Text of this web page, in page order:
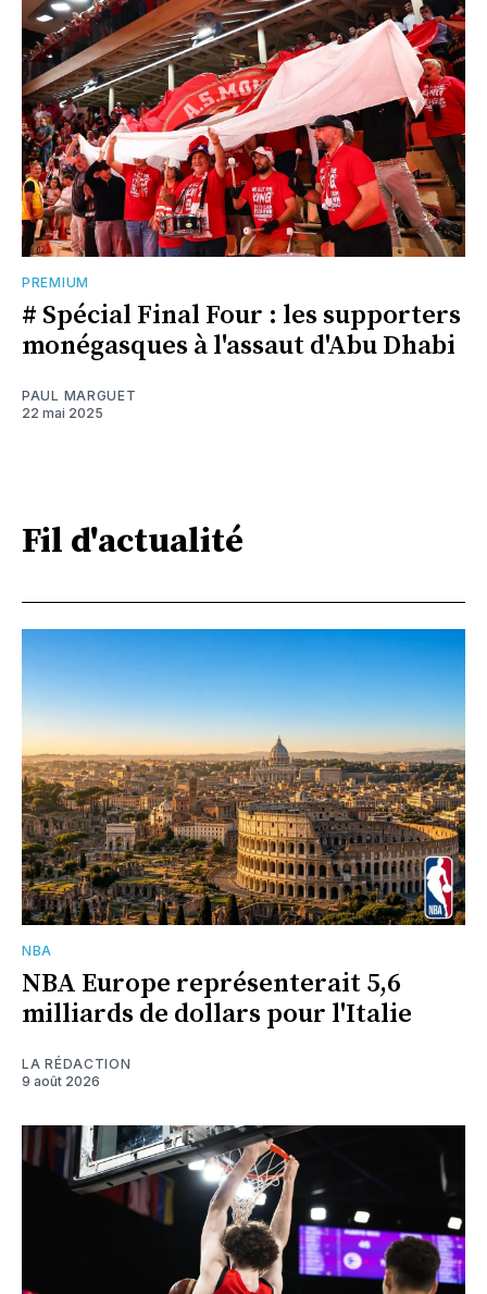
PREMIUM
# Spécial Final Four : les supporters
monégasques à l'assaut d'Abu Dhabi
PAUL MARGUET
22 mai 2025
Fil d'actualité
NBA
NBA Europe représenterait 5,6
milliards de dollars pour l'Italie
LA RÉDACTION
9 août 2026